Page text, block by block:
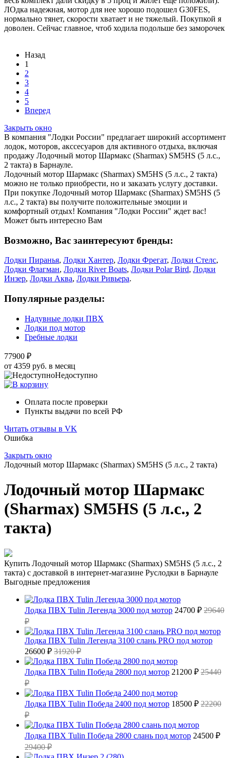
ЛОдка надежная, мотор для нее хорошо подошел G30FES,
нормально тянет, скорости хватает и не тяжелый. Покупкой я
доволен. Сейчас главное, чтоб ходила подольше без заморочек
Назад
1
2
3
4
5
Вперед
Закрыть окно
В компания "Лодки России" предлагает широкий ассортимент
лодок, моторов, акссесуаров для активного отдыха, включая
продажу Лодочный мотор Шармакс (Sharmax) SM5HS (5 л.с.,
2 такта) в Барнауле.
Лодочный мотор Шармакс (Sharmax) SM5HS (5 л.с., 2 такта)
можно не только приобрести, но и заказать услугу доставки.
При покупке Лодочный мотор Шармакс (Sharmax) SM5HS (5
л.с., 2 такта) вы получите положительные эмоции и
комфортный отдых! Компания "Лодки России" ждет вас!
Может быть интересно Вам
Возможно, Вас заинтересуют бренды:
Лодки Пиранья, Лодки Хантер, Лодки Фрегат, Лодки Стелс,
Лодки Флагман, Лодки River Boats, Лодки Polar Bird, Лодки
Инзер, Лодки Аква, Лодки Ривьера.
Популярные разделы:
Надувные лодки ПВХ
Лодки под мотор
Гребные лодки
77900 ₽
от 4359 руб. в месяц
Недоступно
Оплата после проверки
Пункты выдачи по всей РФ
Читать отзывы в VK
Ошибка
Закрыть окно
Лодочный мотор Шармакс (Sharmax) SM5HS (5 л.с., 2 такта)
Лодочный мотор Шармакс
(Sharmax) SM5HS (5 л.с., 2
такта)
Купить Лодочный мотор Шармакс (Sharmax) SM5HS (5 л.с., 2
такта) с доставкой в интернет-магазине Руслодки в Барнауле
Выгодные предложения
Лодка ПВХ Tulin Легенда 3000 под мотор 24700 ₽ 29640
₽
Лодка ПВХ Tulin Легенда 3100 слань PRO под мотор
26600 ₽ 31920 ₽
Лодка ПВХ Tulin Победа 2800 под мотор 21200 ₽ 25440
₽
Лодка ПВХ Tulin Победа 2400 под мотор 18500 ₽ 22200
₽
Лодка ПВХ Tulin Победа 2800 слань под мотор 24500 ₽
29400 ₽